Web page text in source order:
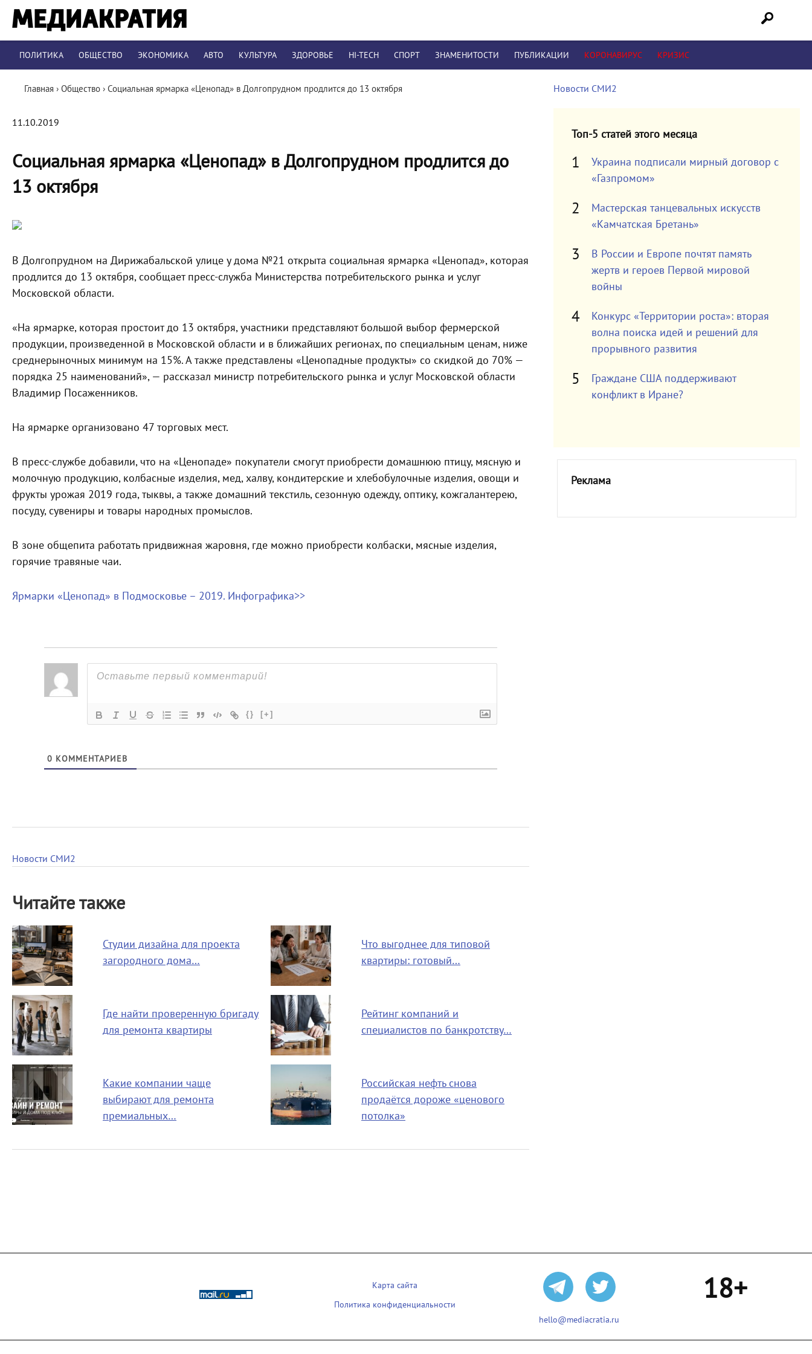
ПОЛИТИКА ОБЩЕСТВО ЭКОНОМИКА АВТО КУЛЬТУРА ЗДОРОВЬЕ HI-TECH СПОРТ ЗНАМЕНИТОСТИ ПУБЛИКАЦИИ КОРОНАВИРУС КРИЗИС
Главная › Общество › Социальная ярмарка «Ценопад» в Долгопрудном продлится до 13 октября
11.10.2019
Социальная ярмарка «Ценопад» в Долгопрудном продлится до
13 октября
В Долгопрудном на Дирижабальской улице у дома №21 открыта социальная ярмарка «Ценопад», которая
продлится до 13 октября, сообщает пресс-служба Министерства потребительского рынка и услуг
Московской области.
«На ярмарке, которая простоит до 13 октября, участники представляют большой выбор фермерской
продукции, произведенной в Московской области и в ближайших регионах, по специальным ценам, ниже
среднерыночных минимум на 15%. А также представлены «Ценопадные продукты» со скидкой до 70% —
порядка 25 наименований», — рассказал министр потребительского рынка и услуг Московской области
Владимир Посаженников.
На ярмарке организовано 47 торговых мест.
В пресс-службе добавили, что на «Ценопаде» покупатели смогут приобрести домашнюю птицу, мясную и
молочную продукцию, колбасные изделия, мед, халву, кондитерские и хлебобулочные изделия, овощи и
фрукты урожая 2019 года, тыквы, а также домашний текстиль, сезонную одежду, оптику, кожгалантерею,
посуду, сувениры и товары народных промыслов.
В зоне общепита работать придвижная жаровня, где можно приобрести колбаски, мясные изделия,
горячие травяные чаи.
Ярмарки «Ценопад» в Подмосковье – 2019. Инфографика>>
{} [+]
0 КОММЕНТАРИЕВ
Новости СМИ2
Читайте также
Студии дизайна для проекта
загородного дома…
Что выгоднее для типовой
квартиры: готовый…
Где найти проверенную бригаду
для ремонта квартиры
Рейтинг компаний и
специалистов по банкротству…
Какие компании чаще
выбирают для ремонта
премиальных…
Российская нефть снова
продаётся дороже «ценового
потолка»
Новости СМИ2
Топ-5 статей этого месяца
Украина подписали мирный договор с
«Газпромом»
Мастерская танцевальных искусств
«Камчатская Бретань»
В России и Европе почтят память
жертв и героев Первой мировой
войны
Конкурс «Территории роста»: вторая
волна поиска идей и решений для
прорывного развития
Граждане США поддерживают
конфликт в Иране?
Реклама
Карта сайта
Политика конфиденциальности
hello@mediacratia.ru
18+